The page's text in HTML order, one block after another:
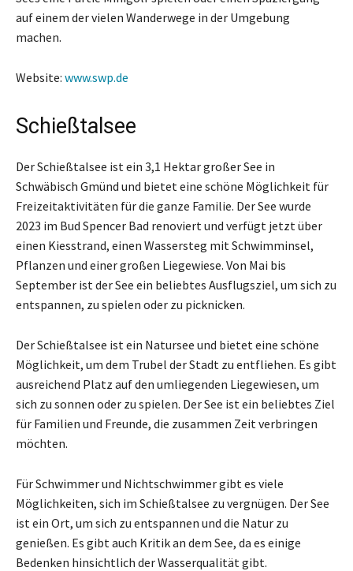
auf einem der vielen Wanderwege in der Umgebung
machen.
Website: www.swp.de
Schießtalsee
Der Schießtalsee ist ein 3,1 Hektar großer See in
Schwäbisch Gmünd und bietet eine schöne Möglichkeit für
Freizeitaktivitäten für die ganze Familie. Der See wurde
2023 im Bud Spencer Bad renoviert und verfügt jetzt über
einen Kiesstrand, einen Wassersteg mit Schwimminsel,
Pflanzen und einer großen Liegewiese. Von Mai bis
September ist der See ein beliebtes Ausflugsziel, um sich zu
entspannen, zu spielen oder zu picknicken.
Der Schießtalsee ist ein Natursee und bietet eine schöne
Möglichkeit, um dem Trubel der Stadt zu entfliehen. Es gibt
ausreichend Platz auf den umliegenden Liegewiesen, um
sich zu sonnen oder zu spielen. Der See ist ein beliebtes Ziel
für Familien und Freunde, die zusammen Zeit verbringen
möchten.
Für Schwimmer und Nichtschwimmer gibt es viele
Möglichkeiten, sich im Schießtalsee zu vergnügen. Der See
ist ein Ort, um sich zu entspannen und die Natur zu
genießen. Es gibt auch Kritik an dem See, da es einige
Bedenken hinsichtlich der Wasserqualität gibt.